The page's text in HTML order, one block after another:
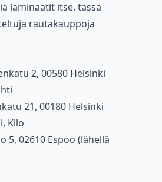
laminaatit itse, tässä
rautakauppoja
2, 00580 Helsinki
21, 00180 Helsinki
Kilo
5, 02610 Espoo (lähellä